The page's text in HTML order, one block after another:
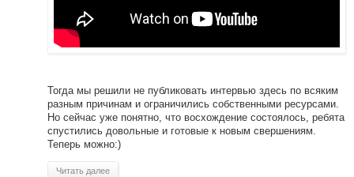
Тогда мы решили не публиковать интервью здесь по всяким
разным причинам и ограничились собственными ресурсами.
Но сейчас уже понятно, что восхождение состоялось, ребята
спустились довольные и готовые к новым свершениям.
Теперь можно:)
Читать далее